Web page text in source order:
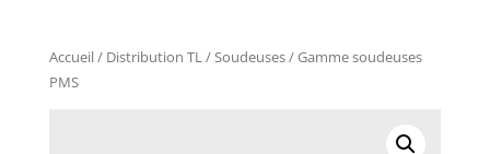
Accueil/ Distribution TL/Soudeuses/ Gamme soudeuses
PMS